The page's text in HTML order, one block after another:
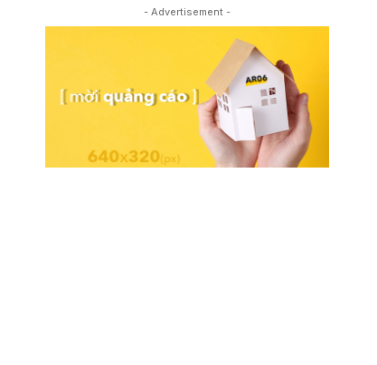
- Advertisement -